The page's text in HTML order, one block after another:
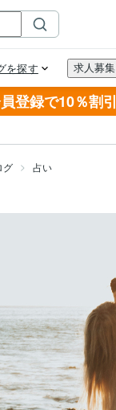
登録で10％割
グ 占い